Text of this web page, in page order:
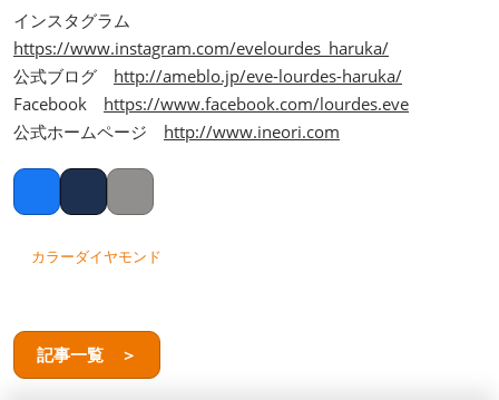
インスタグラム
https://www.instagram.com/evelourdes_haruka/
公式ブログ http://ameblo.jp/eve-lourdes-haruka/
Facebook https://www.facebook.com/lourdes.eve
公式ホームページ http://www.ineori.com
FacebookTwitterCopy link
カラーダイヤモンド
記事一覧 ＞